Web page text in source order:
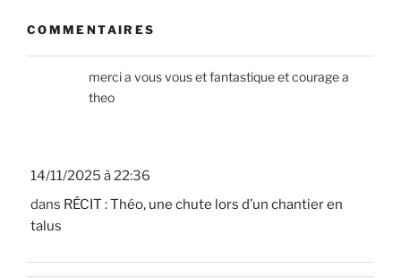
COMMENTAIRES
14/11/2025 à 22:36
dans RÉCIT : Théo, une chute lors d’un chantier en
talus
merci a vous vous et fantastique et courage a
theo